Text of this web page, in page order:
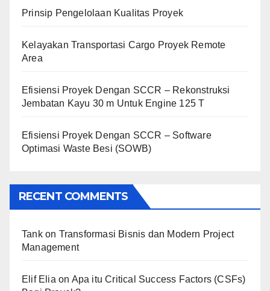
Prinsip Pengelolaan Kualitas Proyek
Kelayakan Transportasi Cargo Proyek Remote
Area
Efisiensi Proyek Dengan SCCR – Rekonstruksi
Jembatan Kayu 30 m Untuk Engine 125 T
Efisiensi Proyek Dengan SCCR – Software
Optimasi Waste Besi (SOWB)
RECENT COMMENTS
Tankon Transformasi Bisnis dan Modern Project
Management
Elif Eliaon Apa itu Critical Success Factors (CSFs)